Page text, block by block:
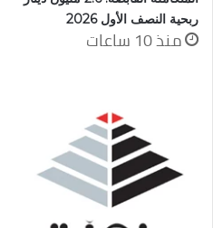
ربحية النصف الأول 2026
منذ 10 ساعات